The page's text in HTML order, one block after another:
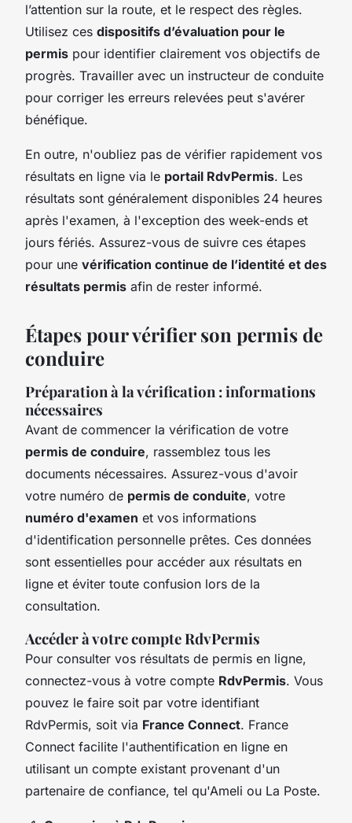
l’attention sur la route, et le respect des règles.
Utilisez ces dispositifs d’évaluation pour le
permis pour identifier clairement vos objectifs de
progrès. Travailler avec un instructeur de conduite
pour corriger les erreurs relevées peut s'avérer
bénéfique.
En outre, n'oubliez pas de vérifier rapidement vos
résultats en ligne via le portail RdvPermis. Les
résultats sont généralement disponibles 24 heures
après l'examen, à l'exception des week-ends et
jours fériés. Assurez-vous de suivre ces étapes
pour une vérification continue de l’identité et des
résultats permis afin de rester informé.
Étapes pour vérifier son permis de
conduire
Préparation à la vérification : informations
nécessaires
Avant de commencer la vérification de votre
permis de conduire, rassemblez tous les
documents nécessaires. Assurez-vous d'avoir
votre numéro de permis de conduite, votre
numéro d'examen et vos informations
d'identification personnelle prêtes. Ces données
sont essentielles pour accéder aux résultats en
ligne et éviter toute confusion lors de la
consultation.
Accéder à votre compte RdvPermis
Pour consulter vos résultats de permis en ligne,
connectez-vous à votre compte RdvPermis. Vous
pouvez le faire soit par votre identifiant
RdvPermis, soit via France Connect. France
Connect facilite l'authentification en ligne en
utilisant un compte existant provenant d'un
partenaire de confiance, tel qu'Ameli ou La Poste.